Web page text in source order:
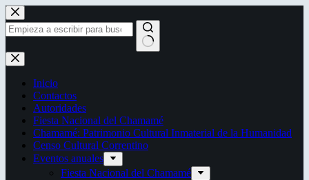
Saltar
al
contenido
Sin
resultados
Inicio
Contactos
Autoridades
Fiesta Nacional del Chamamé
Chamamé: Patrimonio Cultural Inmaterial de la Humanidad
Censo Cultural Correntino
Eventos anuales
Fiesta Nacional del Chamamé